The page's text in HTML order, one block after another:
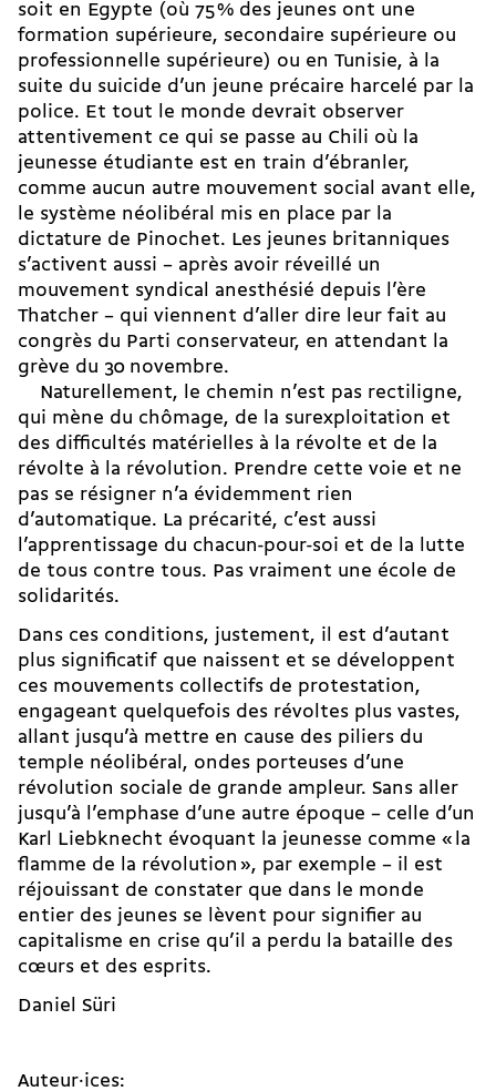
soit en Egypte (où 75 % des jeunes ont une
formation supérieure, secondaire supérieure ou
professionnelle supérieure) ou en Tunisie, à la
suite du suicide d’un jeune précaire harcelé par la
police. Et tout le monde devrait observer
attentivement ce qui se passe au Chili où la
jeunesse étudiante est en train d’ébranler,
comme aucun autre mouvement social avant elle,
le système néolibéral mis en place par la
dictature de Pinochet. Les jeunes britanniques
s’activent aussi – après avoir réveillé un
mouvement syndical anesthésié depuis l’ère
Thatcher – qui viennent d’aller dire leur fait au
congrès du Parti conservateur, en attendant la
grève du 30 novembre.
Naturellement, le chemin n’est pas rectiligne,
qui mène du chômage, de la surexploitation et
des difficultés matérielles à la révolte et de la
révolte à la révolution. Prendre cette voie et ne
pas se résigner n’a évidemment rien
d’automatique. La précarité, c’est aussi
l’apprentissage du chacun-pour-soi et de la lutte
de tous contre tous. Pas vraiment une école de
solidarités.
Dans ces conditions, justement, il est d’autant
plus significatif que naissent et se développent
ces mouvements collectifs de protestation,
engageant quelquefois des révoltes plus vastes,
allant jusqu’à mettre en cause des piliers du
temple néolibéral, ondes porteuses d’une
révolution sociale de grande ampleur. Sans aller
jusqu’à l’emphase d’une autre époque – celle d’un
Karl Liebknecht évoquant la jeunesse comme « la
flamme de la révolution », par exemple – il est
réjouissant de constater que dans le monde
entier des jeunes se lèvent pour signifier au
capitalisme en crise qu’il a perdu la bataille des
cœurs et des esprits.
Daniel Süri
Auteur·ices: